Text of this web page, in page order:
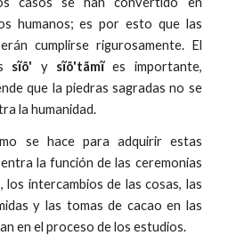
humanos; es por esto que las
cumplirse rigurosamente. El
sĩõ' y sĩõ'tãmĩes importante,
que la piedras sagradas no se
la humanidad.
se hace para adquirir estas
la función de las ceremonias
los intercambios de las cosas, las
y las tomas de cacao en las
en el proceso de los estudios.